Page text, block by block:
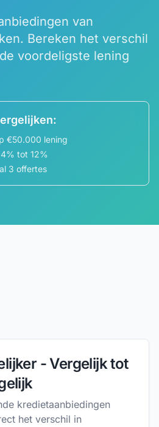
van
Bereken het verschil
voordeligste lening
€50.000 lening
tot 12%
3 offertes
- Vergelijk tot
kredietaanbiedingen
het verschil in